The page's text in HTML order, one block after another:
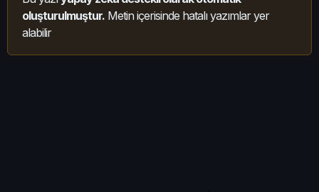
oluşturulmuştur. Metin içerisinde hatalı yazımlar yer
alabilir